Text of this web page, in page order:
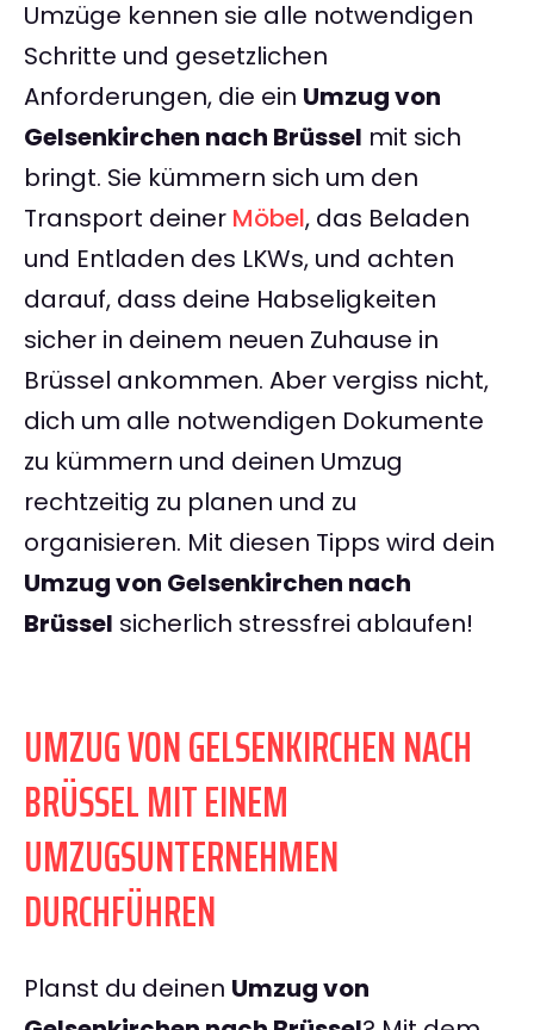
Umzüge kennen sie alle notwendigen
Schritte und gesetzlichen
Anforderungen, die ein Umzug von
Gelsenkirchen nach Brüssel mit sich
bringt. Sie kümmern sich um den
Transport deiner Möbel, das Beladen
und Entladen des LKWs, und achten
darauf, dass deine Habseligkeiten
sicher in deinem neuen Zuhause in
Brüssel ankommen. Aber vergiss nicht,
dich um alle notwendigen Dokumente
zu kümmern und deinen Umzug
rechtzeitig zu planen und zu
organisieren. Mit diesen Tipps wird dein
Umzug von Gelsenkirchen nach
Brüssel sicherlich stressfrei ablaufen!
UMZUG VON GELSENKIRCHEN NACH
BRÜSSEL MIT EINEM
UMZUGSUNTERNEHMEN
DURCHFÜHREN
Planst du deinen Umzug von